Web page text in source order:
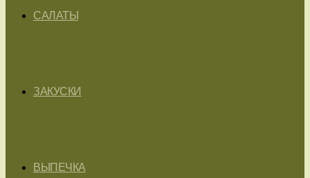
САЛАТЫ
ЗАКУСКИ
ВЫПЕЧКА